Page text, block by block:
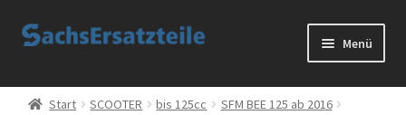
Zur
Zum
Menü
Start
Start SCOOTER bis 125cc
SFM BEE 125 ab 2016